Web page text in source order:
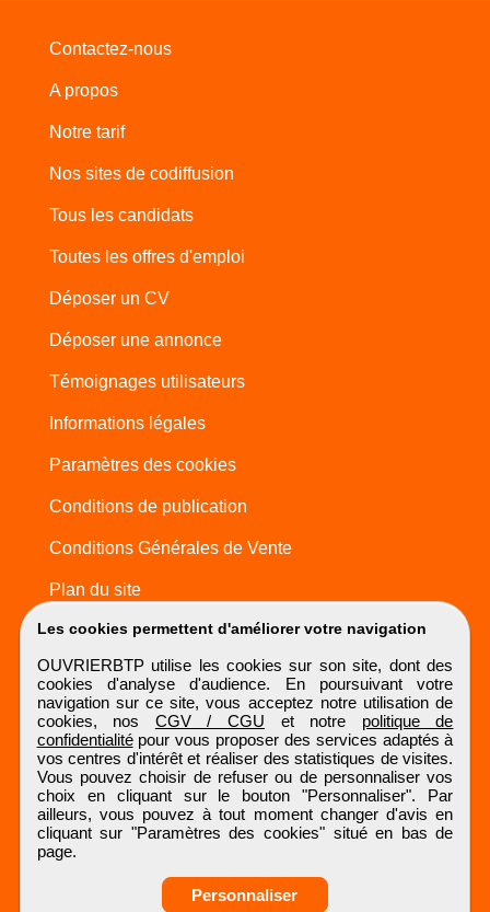
Les cookies permettent d'améliorer votre navigation
OUVRIERBTP utilise les cookies sur son site, dont des
cookies d'analyse d'audience. En poursuivant votre
navigation sur ce site, vous acceptez notre utilisation de
cookies, nos CGV / CGU et notre politique de
confidentialitépour vous proposer des services adaptés à
vos centres d'intérêt et réaliser des statistiques de visites.
Vous pouvez choisir de refuser ou de personnaliser vos
choix en cliquant sur le bouton "Personnaliser". Par
ailleurs, vous pouvez à tout moment changer d'avis en
cliquant sur "Paramètres des cookies" situé en bas de
page.
Personnaliser
Contactez-nous
A propos
Notre tarif
Nos sites de codiffusion
Tous les candidats
Toutes les offres d'emploi
Déposer un CV
Déposer une annonce
Témoignages utilisateurs
Informations légales
Paramètres des cookies
Conditions de publication
Conditions Générales de Vente
Plan du site